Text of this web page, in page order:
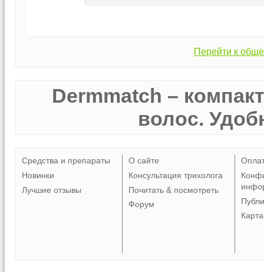
Перейти к
Dermmatch –
волос.
Средства и препараты
Новинки
Лучшие отзывы
О сайте
Консультация трихолога
Почитать & посмотреть
Форум